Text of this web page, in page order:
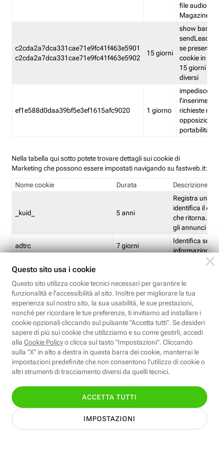
file audio del
Magazine
c2cda2a7dca331cae71e9fc41f463e5901
c2cda2a7dca331cae71e9fc41f463e5902
15 giorni
show banner
sendLead
se presenti
cookie in un
15 giorni e
diversi
ef1e588d0daa39bf5e3ef1615afc9020 1 giorno
impedisce
l'inserimento
richieste
opposizione
portabilità
Nella tabella qui sotto potete trovare dettagli sui cookie di
Marketing che possono essere impostati navigando su fastweb.it:
Nome cookie Durata Descrizione
_kuid_ 5 anni
Registra un ID
identifica il
che ritorna.
gli annunci
adtrc 7 giorni
Identifica se
informazioni
CFFC<TagID>
Limite di
CM 1 giorno
Identifica se
ricontrollare
corrispondenti
(impostata da
CM14 14 giorni
Identifica se
ricontrollare
corrispondenti
(impostata da
pagine
EBFC<BannerID> 7 giorni
Identifica la
banner
Identifica la